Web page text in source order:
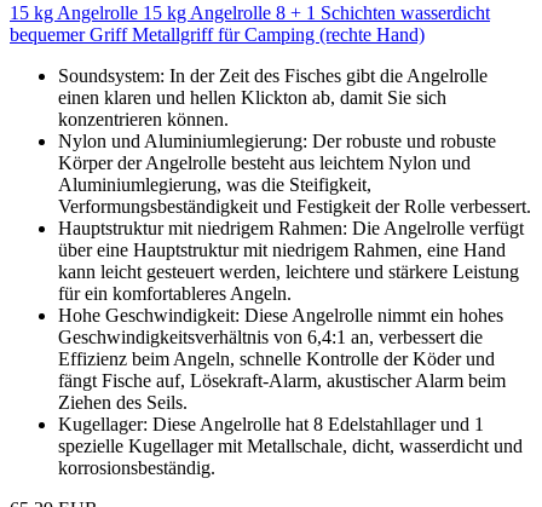
15 kg Angelrolle 15 kg Angelrolle 8 + 1 Schichten wasserdicht
bequemer Griff Metallgriff für Camping (rechte Hand)
Soundsystem: In der Zeit des Fisches gibt die Angelrolle
einen klaren und hellen Klickton ab, damit Sie sich
konzentrieren können.
Nylon und Aluminiumlegierung: Der robuste und robuste
Körper der Angelrolle besteht aus leichtem Nylon und
Aluminiumlegierung, was die Steifigkeit,
Verformungsbeständigkeit und Festigkeit der Rolle verbessert.
Hauptstruktur mit niedrigem Rahmen: Die Angelrolle verfügt
über eine Hauptstruktur mit niedrigem Rahmen, eine Hand
kann leicht gesteuert werden, leichtere und stärkere Leistung
für ein komfortableres Angeln.
Hohe Geschwindigkeit: Diese Angelrolle nimmt ein hohes
Geschwindigkeitsverhältnis von 6,4:1 an, verbessert die
Effizienz beim Angeln, schnelle Kontrolle der Köder und
fängt Fische auf, Lösekraft-Alarm, akustischer Alarm beim
Ziehen des Seils.
Kugellager: Diese Angelrolle hat 8 Edelstahllager und 1
spezielle Kugellager mit Metallschale, dicht, wasserdicht und
korrosionsbeständig.